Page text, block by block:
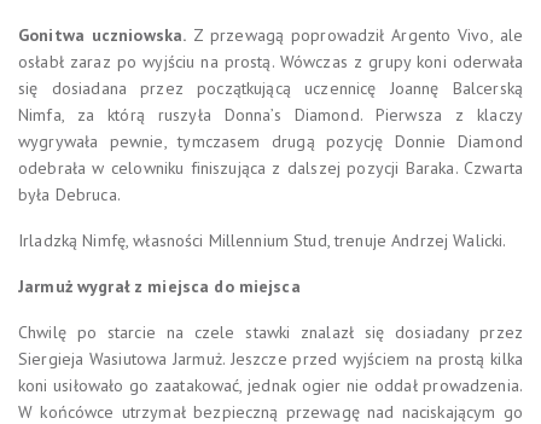
Gonitwa uczniowska. Z przewagą poprowadził Argento Vivo, ale
osłabł zaraz po wyjściu na prostą. Wówczas z grupy koni oderwała
się dosiadana przez początkującą uczennicę Joannę Balcerską
Nimfa, za którą ruszyła Donna’s Diamond. Pierwsza z klaczy
wygrywała pewnie, tymczasem drugą pozycję Donnie Diamond
odebrała w celowniku finiszująca z dalszej pozycji Baraka. Czwarta
była Debruca.
Irladzką Nimfę, własności Millennium Stud, trenuje Andrzej Walicki.
Jarmuż wygrał z miejsca do miejsca
Chwilę po starcie na czele stawki znalazł się dosiadany przez
Siergieja Wasiutowa Jarmuż. Jeszcze przed wyjściem na prostą kilka
koni usiłowało go zaatakować, jednak ogier nie oddał prowadzenia.
W końcówce utrzymał bezpieczną przewagę nad naciskającym go